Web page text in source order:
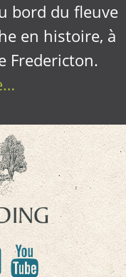
bord du fleuve
en histoire, à
Fredericton.